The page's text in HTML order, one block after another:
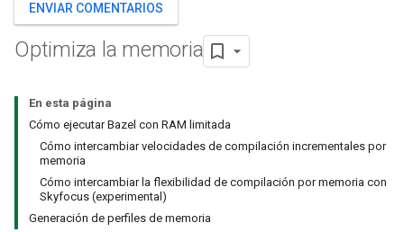
ENVIAR COMENTARIOS
Optimiza la memoria
En esta página
Cómo ejecutar Bazel con RAM limitada
Cómo intercambiar velocidades de compilación incrementales por
memoria
Cómo intercambiar la flexibilidad de compilación por memoria con
Skyfocus (experimental)
Generación de perfiles de memoria